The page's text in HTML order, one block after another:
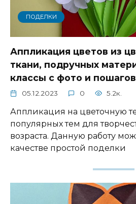
ПОДЕЛКИ
Аппликация цветов из
ткани, подручных
классы с фото и
05.12.2023 0 5.2к.
Аппликация на цветочную
популярных тем для
возраста. Данную работу
качестве простой поделки